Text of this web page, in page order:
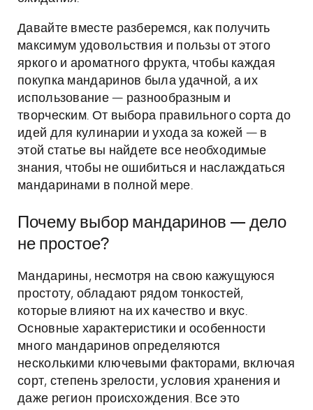
Давайте вместе разберемся, как получить
максимум удовольствия и пользы от этого
яркого и ароматного фрукта, чтобы каждая
покупка мандаринов была удачной, а их
использование — разнообразным и
творческим. От выбора правильного сорта до
идей для кулинарии и ухода за кожей — в
этой статье вы найдете все необходимые
знания, чтобы не ошибиться и наслаждаться
мандаринами в полной мере.
Почему выбор мандаринов — дело
не простое?
Мандарины, несмотря на свою кажущуюся
простоту, обладают рядом тонкостей,
которые влияют на их качество и вкус.
Основные характеристики и особенности
много мандаринов определяются
несколькими ключевыми факторами, включая
сорт, степень зрелости, условия хранения и
даже регион происхождения. Все это